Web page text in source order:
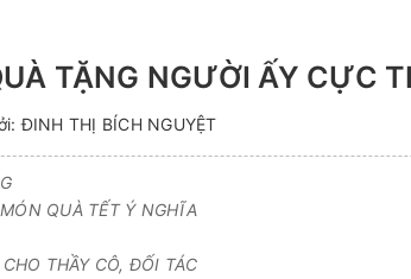
TẶNG NGƯỜI ẤY CỰC
ĐINH THỊ BÍCH NGUYỆT
QUÀ TẾT Ý NGHĨA
THẦY CÔ, ĐỐI TÁC